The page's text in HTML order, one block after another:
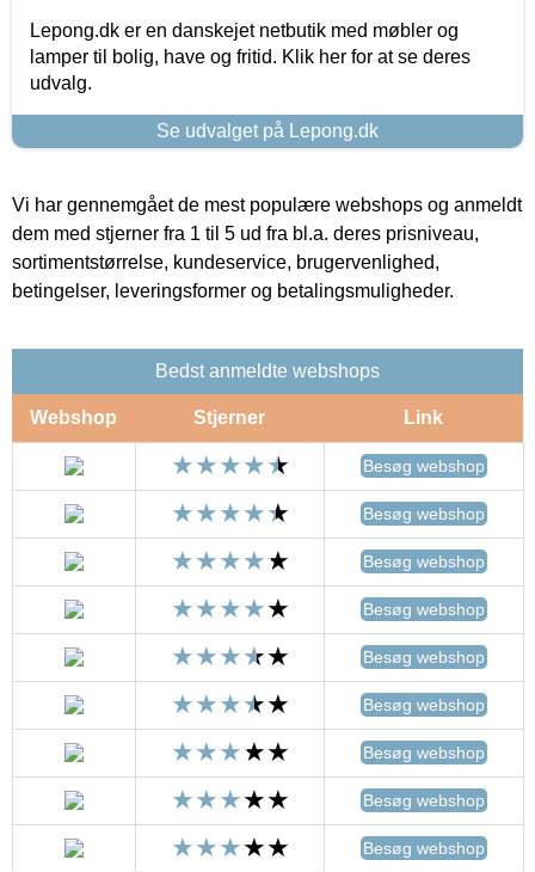
Lepong.dk er en danskejet netbutik med møbler og
lamper til bolig, have og fritid. Klik her for at se deres
udvalg.
Se udvalget på Lepong.dk
Vi har gennemgået de mest populære webshops og anmeldt
dem med stjerner fra 1 til 5 ud fra bl.a. deres prisniveau,
sortimentstørrelse, kundeservice, brugervenlighed,
betingelser, leveringsformer og betalingsmuligheder.
Bedst anmeldte webshops
Webshop Stjerner Link
Besøg webshop
Besøg webshop
Besøg webshop
Besøg webshop
Besøg webshop
Besøg webshop
Besøg webshop
Besøg webshop
Besøg webshop